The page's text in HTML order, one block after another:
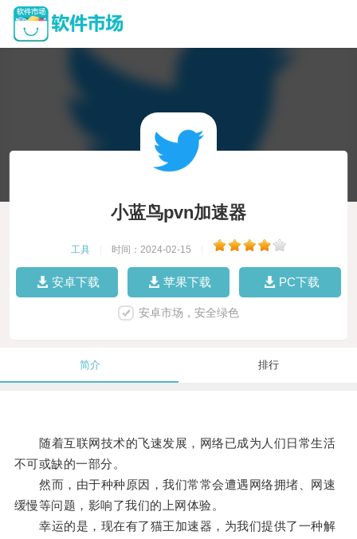
小蓝鸟pvn加速器
工具 时间：2024-02-15
安卓下载 苹果下载 PC下载
安卓市场，安全绿色
简介 排行
随着互联网技术的飞速发展，网络已成为人们日常生活
不可或缺的一部分。
然而，由于种种原因，我们常常会遭遇网络拥堵、网速
缓慢等问题，影响了我们的上网体验。
幸运的是，现在有了猫王加速器，为我们提供了一种解